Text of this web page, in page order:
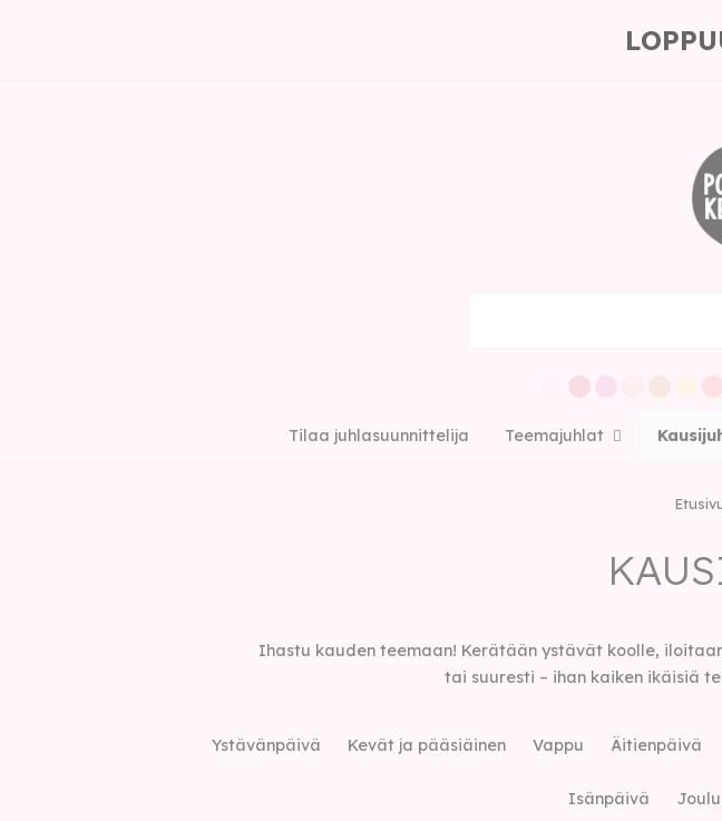
Tilaa juhlasuunnittelija Teemajuhlat
Ihastu kauden teemaan! Kerätään ystävät koolle,
tai suuresti – ihan kaiken ikäisiä
Ystävänpäivä Kevät ja pääsiäinen Vappu Äitienpäivä
Isänpäivä Joulu